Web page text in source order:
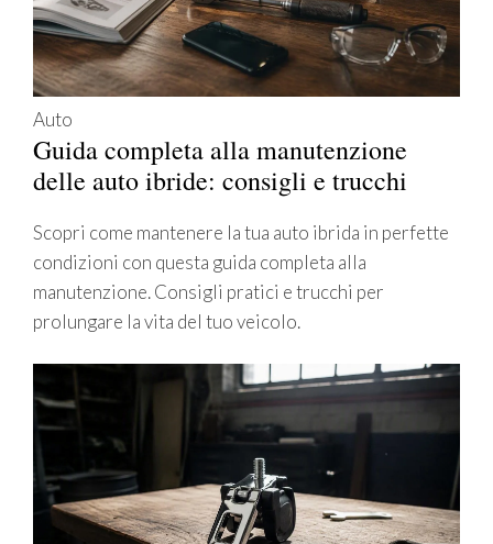
Auto
Guida completa alla manutenzione
delle auto ibride: consigli e trucchi
Scopri come mantenere la tua auto ibrida in perfette
condizioni con questa guida completa alla
manutenzione. Consigli pratici e trucchi per
prolungare la vita del tuo veicolo.